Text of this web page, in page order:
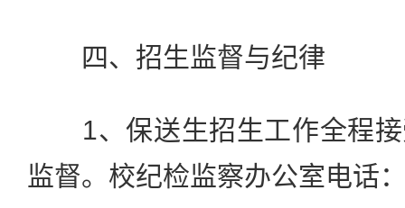
四、招生监督与纪律
1、保送生招生工作全程接
监督。校纪检监察办公室电话